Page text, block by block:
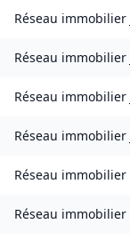
Réseau immobilier
Réseau immobilier
Réseau immobilier
Réseau immobilier
Réseau immobilier
Réseau immobilier